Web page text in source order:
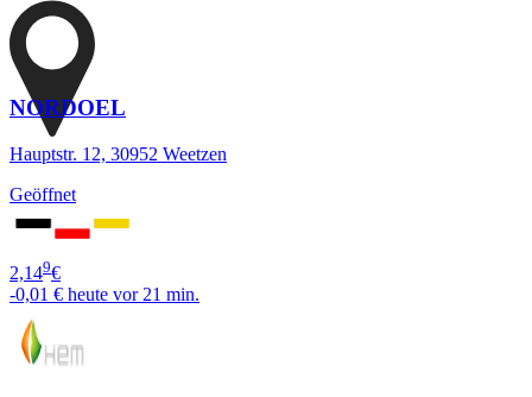
NORDOEL
Hauptstr. 12, 30952 Weetzen
Geöffnet
2,149€
-0,01 € heute vor 21 min.